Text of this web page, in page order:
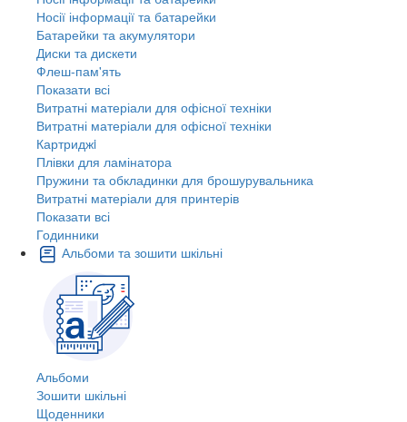
Носії інформації та батарейки
Батарейки та акумулятори
Диски та дискети
Флеш-пам'ять
Показати всі
Витратні матеріали для офісної техніки
Витратні матеріали для офісної техніки
Картриджi
Плівки для ламінатора
Пружини та обкладинки для брошурувальника
Витратні матеріали для принтерів
Показати всі
Годинники
Альбоми та зошити шкільні
Альбоми
Зошити шкільні
Щоденники